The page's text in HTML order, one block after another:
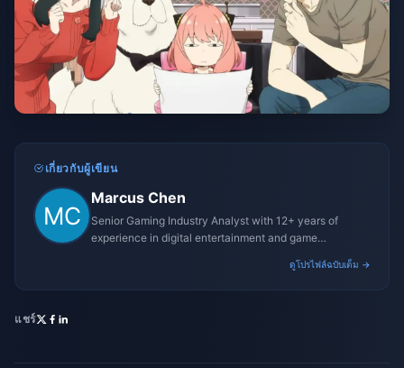
เกี่ยวกับผู้เขียน
Marcus Chen
Senior Gaming Industry Analyst with 12+ years of
experience in digital entertainment and game
ดูโปรไฟล์ฉบับเต็ม →
แชร์